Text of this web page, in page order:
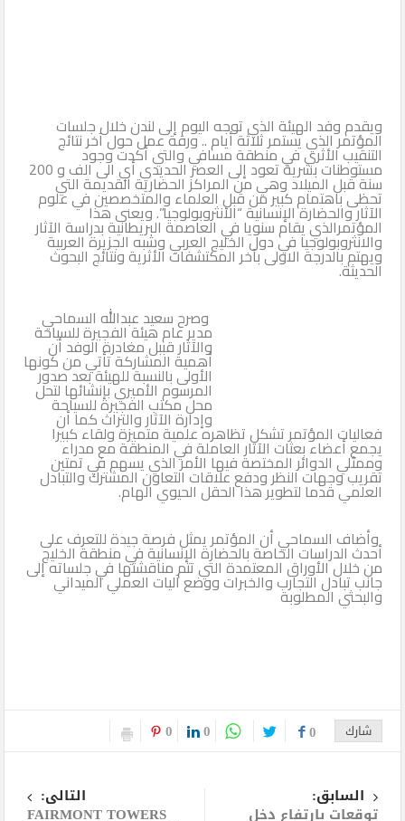
ويقدم وفد الهيئة الذي توجه اليوم إلى لندن خلال جلسات
المؤتمر الذي يستمر ثلاثة أيام .. ورقة عمل حول آخر نتائج
التنقيب الأثري في منطقة مسافي والتي أكدت وجود
مستوطنات بشرية تعود إلى العصر الحديدي أي الى الف و 200
سنة قبل الميلاد وهي من المراكز الحضارية القديمة التي
تحظى باهتمام كبير من قبل العلماء والمتخصصين في علوم
الآثار والحضارة الإنسانية “الأنثروبولوجيا”. ويعنى هذا
المؤتمرالذي يقام سنويا في العاصمة البريطانية بدراسة الآثار
والانثروبولوجيا في دول الخليج العربي وشبه الجزيرة العربية
ويهتم بالدرجة الاولى بآخر المكتشفات الأثرية ونتائج البحوث
الحديثة.
وصرح سعيد عبدالله السماحي
مدير عام هيئة الفجيرة للسياحة
والآثار قببل مغادرة الوفد أن
أهمية المشاركة تأتي من كونها
الأولى بالنسبة للهيئة بعد صدور
المرسوم الأميري بإنشائها لتحل
محل مكتب الفجيرة للسياحة
وإدارة الآثار والتراث كما أن
فعاليات المؤتمر تشكل تظاهره علمية متميزة ولقاء كبيرا
يجمع أعضاء بعثات الآثار العاملة في المنطقة مع مدراء
وممثلي الدوائر المختصة فيها الأمر الذي يسهم في تمتين
تقريب وجهات النظر ودفع علاقات التعاون المشترك والتبادل
العلمي قدما لتطوير هذا الحقل الحيوي الهام.
وأضاف السماحي أن المؤتمر يمثل فرصة جيدة للتعرف على
أحدث الدراسات الخاصة بالحضارة الإنسانية في منطقة الخليج
من خلال الأوراق المعتمدة التي تتم مناقشتها في جلساته إلى
جانب تبادل التجارب والخبرات ووضع آليات العملي الميداني
والبحثي المطلوبة
شارك 0
0
0
السابق:
توقعات بارتفاع دخل
التالى:
FAIRMONT TOWERS